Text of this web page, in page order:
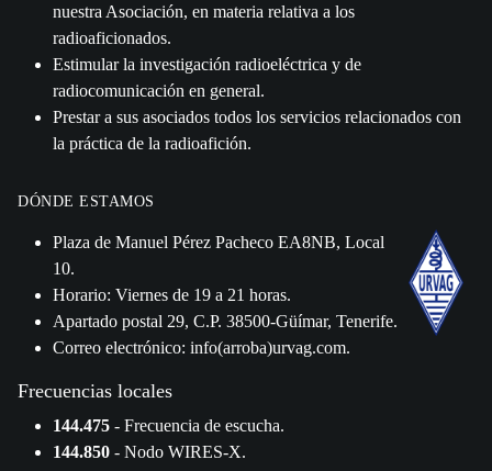
nuestra Asociación, en materia relativa a los
radioaficionados.
Estimular la investigación radioeléctrica y de
radiocomunicación en general.
Prestar a sus asociados todos los servicios relacionados con
la práctica de la radioafición.
DÓNDE ESTAMOS
Plaza de Manuel Pérez Pacheco EA8NB, Local
10.
Horario: Viernes de 19 a 21 horas.
Apartado postal 29, C.P. 38500-Güímar, Tenerife.
Correo electrónico: info(arroba)urvag.com.
Frecuencias locales
144.475 - Frecuencia de escucha.
144.850 - Nodo WIRES-X.